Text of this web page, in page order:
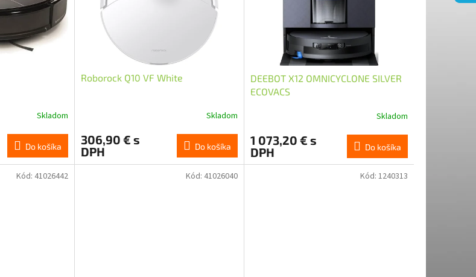
Skladom
Do košíka
Roborock Q10 VF White
produktu
je
5,0
Skladom
306,90 € s
DPH
Do košíka
DEEBOT X12 OMNICYCLONE SILVER
ECOVACS
Skladom
1 073,20 € s
DPH
Do košíka
Kód: 41026442 Kód: 41026040 Kód: 1240313